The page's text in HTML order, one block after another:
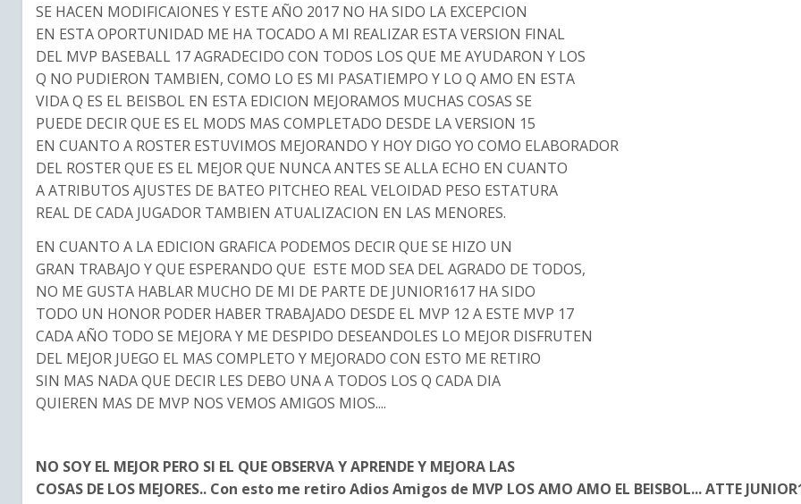
SE HACEN MODIFICAIONES Y ESTE AÑO 2017 NO HA SIDO LA EXCEPCION
EN ESTA OPORTUNIDAD ME HA TOCADO A MI REALIZAR ESTA VERSION FINAL
DEL MVP BASEBALL 17 AGRADECIDO CON TODOS LOS QUE ME AYUDARON Y LOS
Q NO PUDIERON TAMBIEN, COMO LO ES MI PASATIEMPO Y LO Q AMO EN ESTA
VIDA Q ES EL BEISBOL EN ESTA EDICION MEJORAMOS MUCHAS COSAS SE
PUEDE DECIR QUE ES EL MODS MAS COMPLETADO DESDE LA VERSION 15
EN CUANTO A ROSTER ESTUVIMOS MEJORANDO Y HOY DIGO YO COMO ELABORADOR
DEL ROSTER QUE ES EL MEJOR QUE NUNCA ANTES SE ALLA ECHO EN CUANTO
A ATRIBUTOS AJUSTES DE BATEO PITCHEO REAL VELOIDAD PESO ESTATURA
REAL DE CADA JUGADOR TAMBIEN ATUALIZACION EN LAS MENORES.
EN CUANTO A LA EDICION GRAFICA PODEMOS DECIR QUE SE HIZO UN
GRAN TRABAJO Y QUE ESPERANDO QUE ESTE MOD SEA DEL AGRADO DE TODOS,
NO ME GUSTA HABLAR MUCHO DE MI DE PARTE DE JUNIOR1617 HA SIDO
TODO UN HONOR PODER HABER TRABAJADO DESDE EL MVP 12 A ESTE MVP 17
CADA AÑO TODO SE MEJORA Y ME DESPIDO DESEANDOLES LO MEJOR DISFRUTEN
DEL MEJOR JUEGO EL MAS COMPLETO Y MEJORADO CON ESTO ME RETIRO
SIN MAS NADA QUE DECIR LES DEBO UNA A TODOS LOS Q CADA DIA
QUIEREN MAS DE MVP NOS VEMOS AMIGOS MIOS....
NO SOY EL MEJOR PERO SI EL QUE OBSERVA Y APRENDE Y MEJORA LAS
COSAS DE LOS MEJORES.. Con esto me retiro Adios Amigos de MVP LOS AMO AMO EL BEISBOL... ATTE